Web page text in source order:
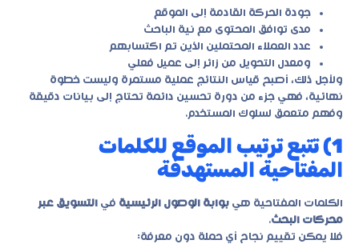
جودة الحركة القادمة إلى الموقع
مدى توافق المحتوى مع نية الباحث
عدد العملاء المحتملين الذين تم اكتسابهم
ومعدل التحويل من زائر إلى عميل فعلي
ولأجل ذلك، أصبح قياس النتائج عملية مستمرة وليست خطوة
نهائية، فهي جزء من دورة تحسين دائمة تحتاج إلى بيانات دقيقة
وفهم متعمق لسلوك المستخدم.
1) تتبع ترتيب الموقع للكلمات
المفتاحية المستهدفة
الكلمات المفتاحية هي بوابة الوصول الرئيسية في التسويق عبر
محركات البحث.
فلا يمكن تقييم نجاح أي حملة دون معرفة: